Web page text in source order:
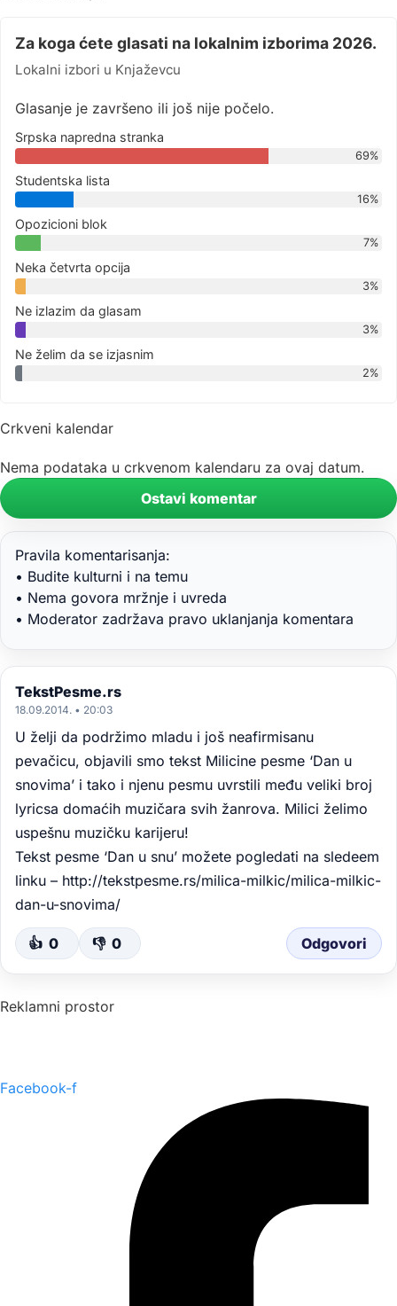
Za koga ćete glasati na lokalnim izborima 2026.
Lokalni izbori u Knjaževcu
Glasanje je završeno ili još nije počelo.
Srpska napredna stranka
69%
Studentska lista
16%
Opozicioni blok
7%
Neka četvrta opcija
3%
Ne izlazim da glasam
3%
Ne želim da se izjasnim
2%
Crkveni kalendar
Nema podataka u crkvenom kalendaru za ovaj datum.
Ostavi komentar
Pravila komentarisanja:
• Budite kulturni i na temu
• Nema govora mržnje i uvreda
• Moderator zadržava pravo uklanjanja komentara
TekstPesme.rs
18.09.2014. • 20:03
U želji da podržimo mladu i još neafirmisanu
pevačicu, objavili smo tekst Milicine pesme ‘Dan u
snovima’ i tako i njenu pesmu uvrstili među veliki broj
lyricsa domaćih muzičara svih žanrova. Milici želimo
uspešnu muzičku karijeru!
Tekst pesme ‘Dan u snu’ možete pogledati na sledeem
linku – http://tekstpesme.rs/milica-milkic/milica-milkic-
dan-u-snovima/
👍 0 👎 0 Odgovori
Reklamni prostor
Facebook-f